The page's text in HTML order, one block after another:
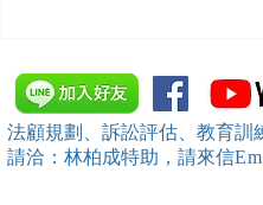
訓練）課程，邀請本所所
靖棠律師 擔任講師
法顧規劃、訴訟評估、教育訓
請洽：林柏成特助 ，請來信